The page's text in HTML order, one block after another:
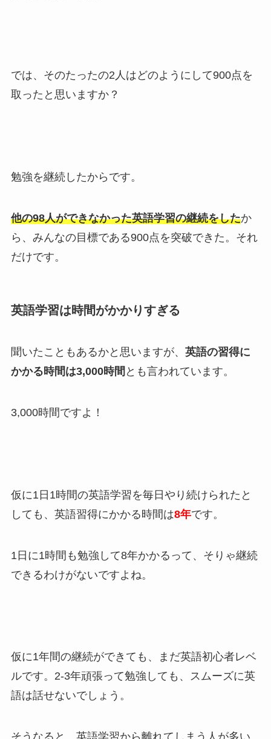
では、そのたったの2人はどのようにして900点を
取ったと思いますか？
勉強を継続したからです。
他の98人ができなかった英語学習の継続をしたか
ら、みんなの目標である900点を突破できた。それ
だけです。
英語学習は時間がかかりすぎる
聞いたこともあるかと思いますが、 英語の習得に
かかる時間は3,000時間 とも言われています。
3,000時間ですよ！
仮に1日1時間の英語学習を毎日やり続けられたと
しても、英語習得にかかる時間は8年です。
1日に1時間も勉強して8年かかるって、そりゃ継続
できるわけがないですよね。
仮に1年間の継続ができても、まだ英語初心者レベ
ルです。2-3年頑張って勉強しても、スムーズに英
語は話せないでしょう。